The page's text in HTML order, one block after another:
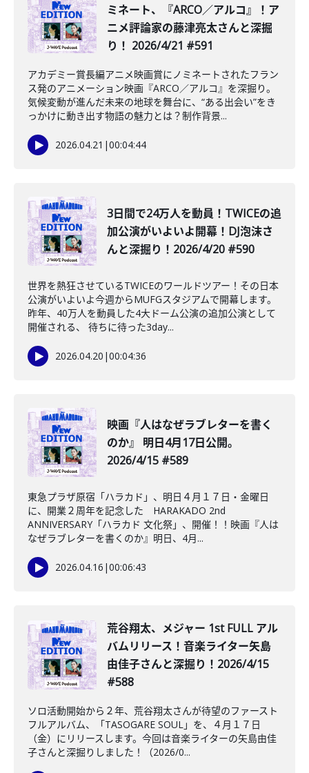
ミネート、『ARCO／アルコ』！ア
ニメ評論家の藤津亮太さんと深掘
り！ 2026/4/21 #591
アカデミー賞長編アニメ映画賞にノミネートされたフラン
ス発のアニメーション映画『ARCO／アルコ』を深掘り。
気候変動が進んだ未来の地球を舞台に、“ある出会い”をき
っかけに動き出す物語の魅力とは？制作背景...
2026.04.21 |00:04:44
️3日間で24万人を動員！TWICEの追
加公演がいよいよ開幕！DJ泡沫さ
んと深掘り！2026/4/20 #590
世界を熱狂させているTWICEのワールドツアー！その日本
公演がいよいよ今週からMUFGスタジアムで開幕します。
昨年、40万人を動員した4大ドーム公演の追加公演として
開催される、 待ちに待った3day...
2026.04.20 |00:04:36
映画『人はなぜラブレターを書く
のか』 明日4月17日公開。
2026/4/15 #589
東急プラザ原宿「ハラカド」、明日４月１７日・金曜日
に、開業２周年を記念した HARAKADO 2nd
ANNIVERSARY「ハラカド 文化祭」、開催！！映画『人は
なぜラブレターを書くのか』明日、4月...
2026.04.16 |00:06:43
荒谷翔太、メジャー 1st FULL アル
バムリリース！音楽ライター矢島
由佳子さんと深掘り！2026/4/15
#588
ソロ活動開始から２年、荒谷翔太さんが待望のファースト
フルアルバム、「TASOGARE SOUL」を、４月１７日
（金）にリリースします。今回は音楽ライターの矢島由佳
子さんと深掘りしました！（2026/0...